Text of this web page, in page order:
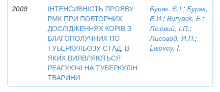
2009
ІНТЕНСИВНІСТЬ ПРОЯВУ
РМК ПРИ ПОВТОРНИХ
ДОСЛІДЖЕННЯХ КОРІВ З
БЛАГОПОЛУЧНИХ ПО
ТУБЕРКУЛЬОЗУ СТАД, В
ЯКИХ ВИЯВЛЯЮТЬСЯ
РЕАГУЮЧІ НА ТУБЕРКУЛІН
ТВАРИНИ
Буряк, Є.І.; Буряк,
Е.И.; Buryack, E.;
Лісовий, І.П.;
Лисовой, И.П.;
Lisovoy, I.